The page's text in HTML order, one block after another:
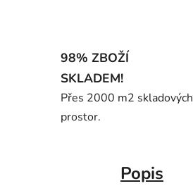
98% ZBOŽÍ
SKLADEM!
Přes 2000 m2 skladových
prostor.
Popis